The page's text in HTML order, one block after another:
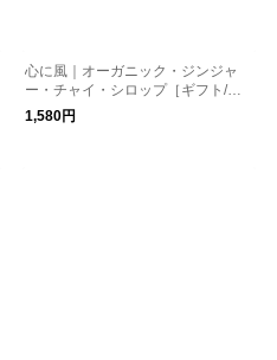
心に風｜オーガニック・ジンジャ
ー・チャイ・シロップ［ギフト/贈
り物］
1,580円